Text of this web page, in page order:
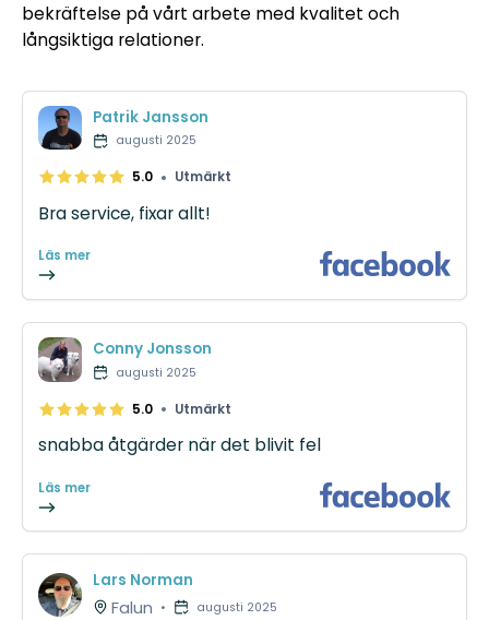
bekräftelse på vårt arbete med kvalitet och
långsiktiga relationer.
Patrik Jansson
augusti 2025
5.0 • Utmärkt
Bra service, fixar allt!
Läs mer
Conny Jonsson
augusti 2025
5.0 • Utmärkt
snabba åtgärder när det blivit fel
Läs mer
Lars Norman
Falun • augusti 2025